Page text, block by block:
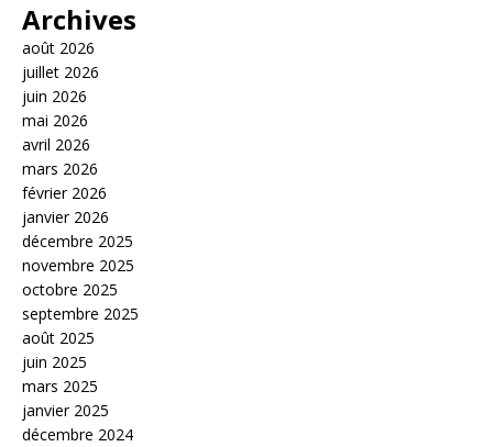
Archives
août 2026
juillet 2026
juin 2026
mai 2026
avril 2026
mars 2026
février 2026
janvier 2026
décembre 2025
novembre 2025
octobre 2025
septembre 2025
août 2025
juin 2025
mars 2025
janvier 2025
décembre 2024